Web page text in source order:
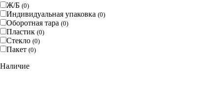
Ж/Б (0)
Индивидуальная упаковка (0)
Оборотная тара (0)
Пластик (0)
Стекло (0)
Пакет (0)
Наличие